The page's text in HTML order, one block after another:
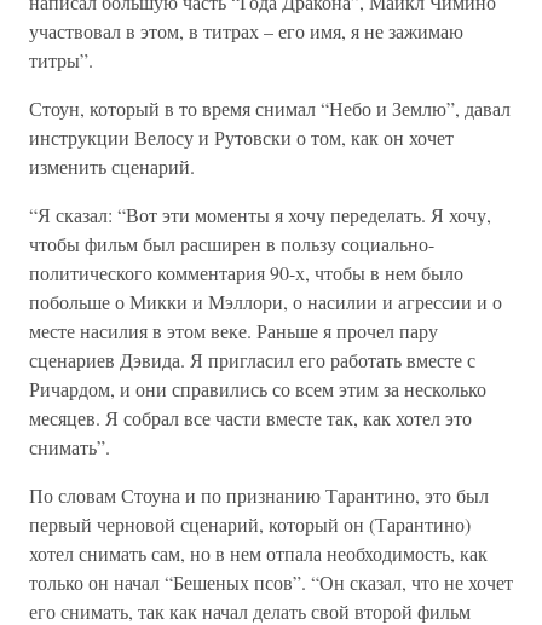
участвовал в этом, в титрах – его имя, я не зажимаю
титры”.
Стоун, который в то время снимал “Небо и Землю”, давал
инструкции Велосу и Рутовски о том, как он хочет
изменить сценарий.
“Я сказал: “Вот эти моменты я хочу переделать. Я хочу,
чтобы фильм был расширен в пользу социально-
политического комментария 90-х, чтобы в нем было
побольше о Микки и Мэллори, о насилии и агрессии и о
месте насилия в этом веке. Раньше я прочел пару
сценариев Дэвида. Я пригласил его работать вместе с
Ричардом, и они справились со всем этим за несколько
месяцев. Я собрал все части вместе так, как хотел это
снимать”.
По словам Стоуна и по признанию Тарантино, это был
первый черновой сценарий, который он (Тарантино)
хотел снимать сам, но в нем отпала необходимость, как
только он начал “Бешеных псов”. “Он сказал, что не хочет
его снимать, так как начал делать свой второй фильм